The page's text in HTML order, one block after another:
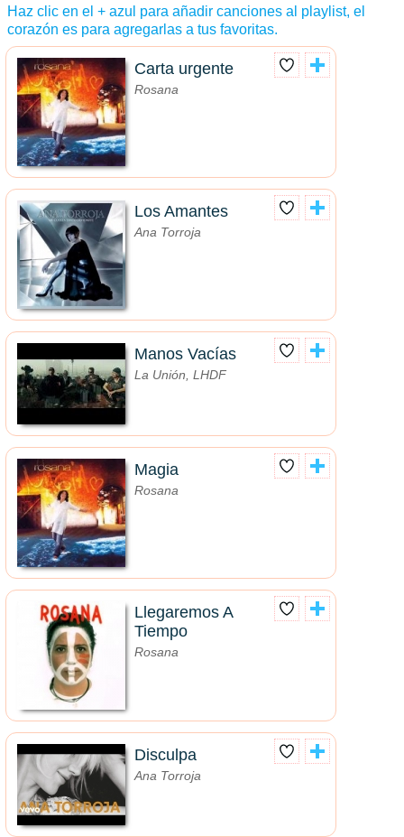
Haz clic en el + azul para añadir canciones al playlist, el
corazón es para agregarlas a tus favoritas.
Carta urgente
Rosana
Los Amantes
Ana Torroja
Manos Vacías
La Unión, LHDF
Magia
Rosana
Llegaremos A
Tiempo
Rosana
Disculpa
Ana Torroja